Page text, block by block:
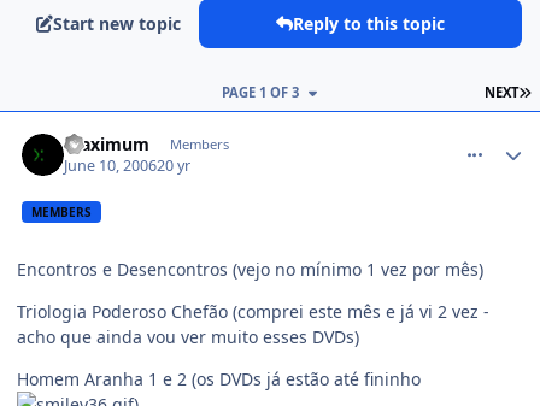
Start new topic Reply to this topic
NEXT
PAGE 1 OF 3
maximum Members
June 10, 200620 yr
MEMBERS
Encontros e Desencontros (vejo no mínimo 1 vez por mês)
Triologia Poderoso Chefão (comprei este mês e já vi 2 vez -
acho que ainda vou ver muito esses DVDs)
Homem Aranha 1 e 2 (os DVDs já estão até fininho